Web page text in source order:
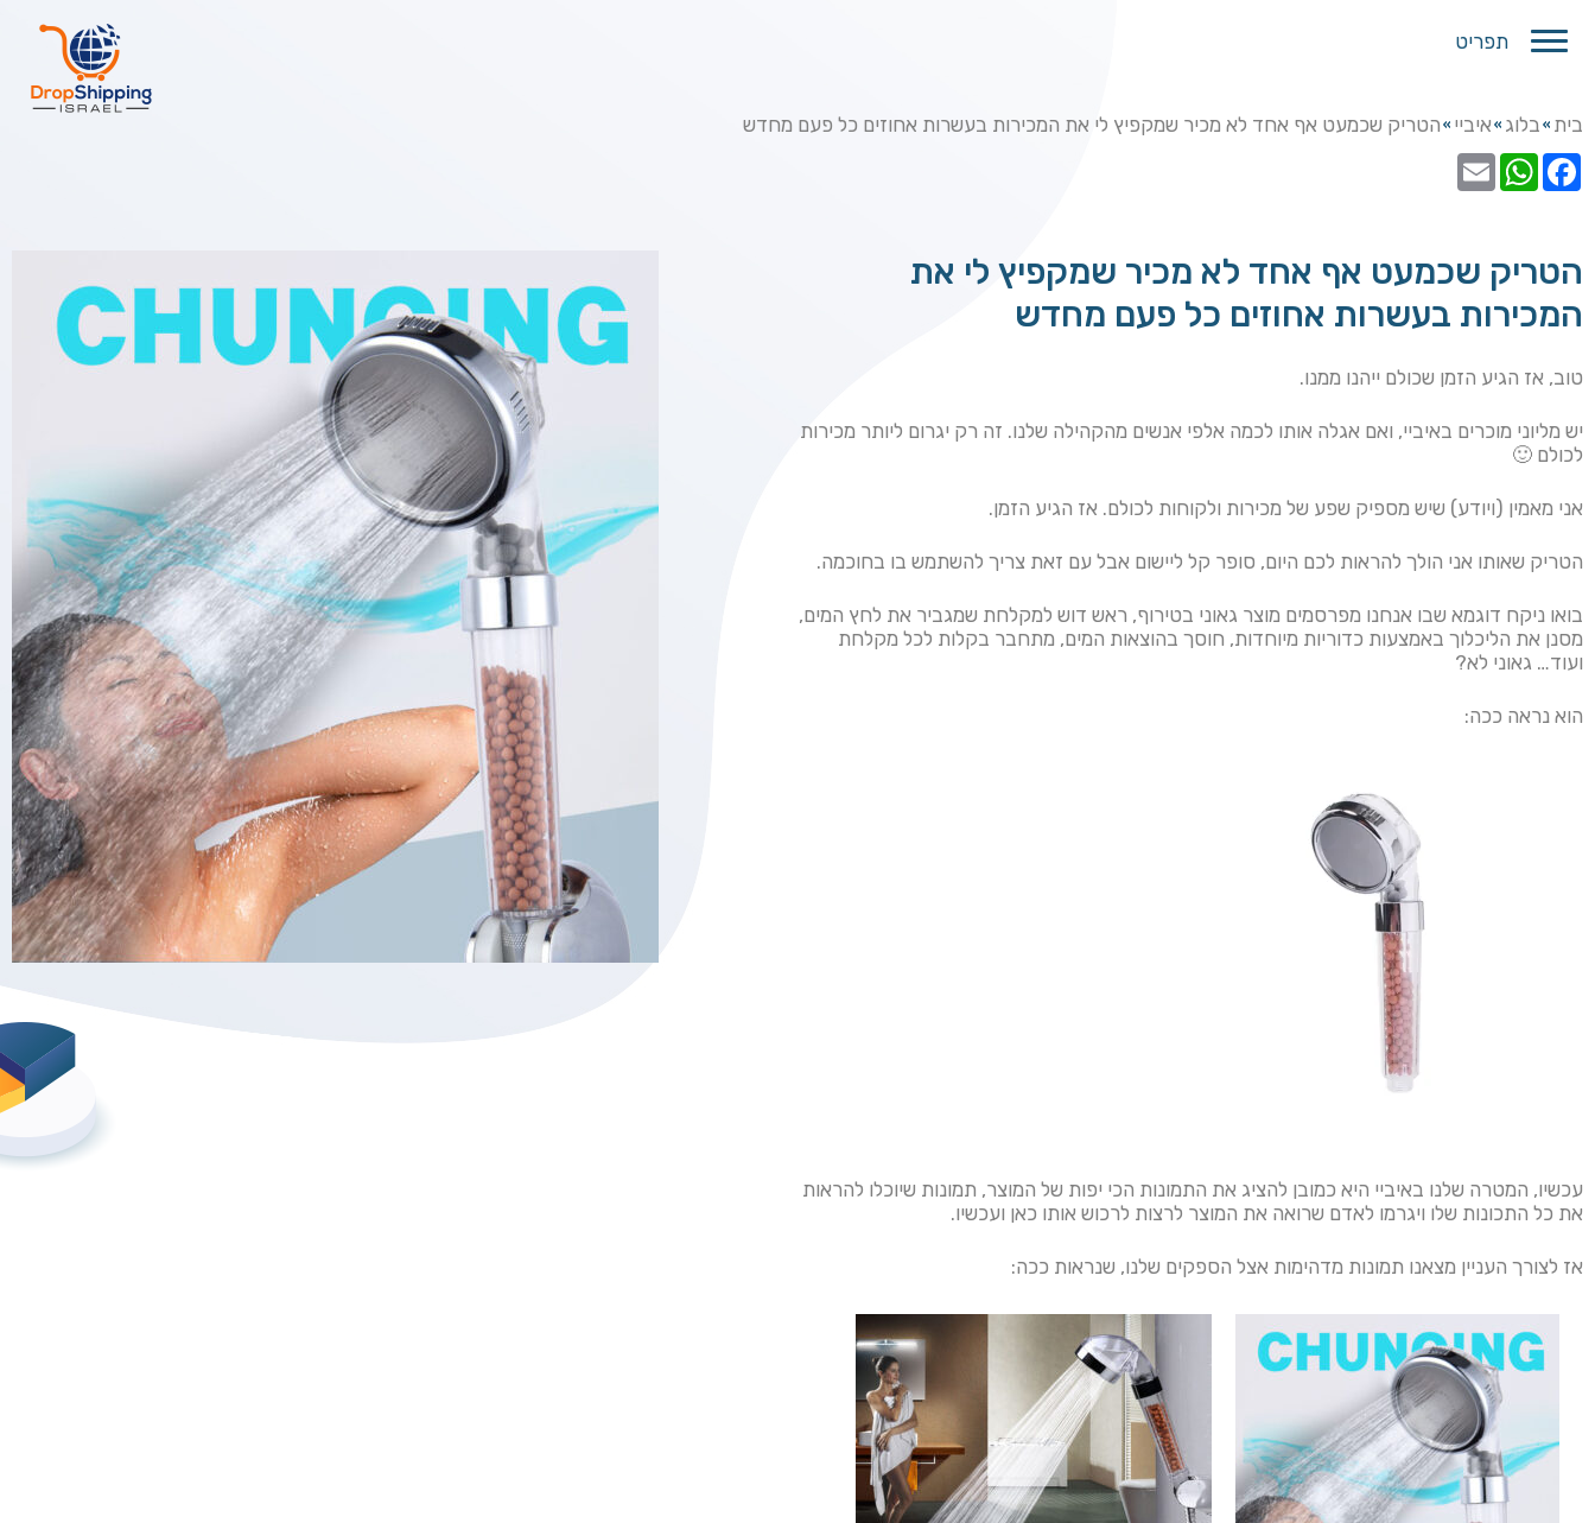
תפריט
בית » בלוג » איביי » הטריק שכמעט אף אחד לא מכיר שמקפיץ לי את המכירות בעשרות אחוזים כל פעם מחדש
הטריק שכמעט אף אחד לא מכיר שמקפיץ לי את
המכירות בעשרות אחוזים כל פעם מחדש
טוב, אז הגיע הזמן שכולם ייהנו ממנו.
יש מליוני מוכרים באיביי, ואם אגלה אותו לכמה אלפי אנשים מהקהילה שלנו. זה רק יגרום ליותר מכירות
לכולם 🙂
אני מאמין (ויודע) שיש מספיק שפע של מכירות ולקוחות לכולם. אז הגיע הזמן.
הטריק שאותו אני הולך להראות לכם היום, סופר קל ליישום אבל עם זאת צריך להשתמש בו בחוכמה.
בואו ניקח דוגמא שבו אנחנו מפרסמים מוצר גאוני בטירוף, ראש דוש למקלחת שמגביר את לחץ המים,
מסנן את הליכלוך באמצעות כדוריות מיוחדות, חוסך בהוצאות המים, מתחבר בקלות לכל מקלחת
ועוד… גאוני לא?
הוא נראה ככה:
עכשיו, המטרה שלנו באיביי היא כמובן להציג את התמונות הכי יפות של המוצר, תמונות שיוכלו להראות
את כל התכונות שלו ויגרמו לאדם שרואה את המוצר לרצות לרכוש אותו כאן ועכשיו.
אז לצורך העניין מצאנו תמונות מדהימות אצל הספקים שלנו, שנראות ככה: